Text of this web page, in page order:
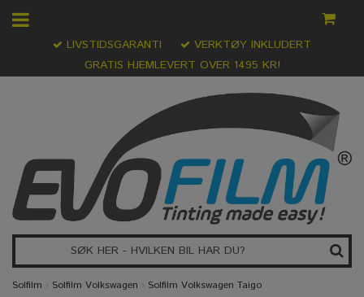
GRATIS HJEMLEVERT OVER 1495 KR!
LIVSTIDSGARANTI VERKTØY INKLUDERT
Solfilm › Solfilm Volkswagen › Solfilm Volkswagen Taigo